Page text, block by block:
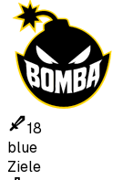
18
blue
Ziele